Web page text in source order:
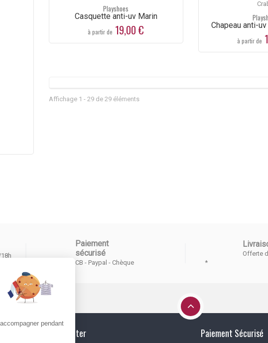
Playshoes
Casquette anti-uv Marin
à partir de 19,00 € Chapeau anti-
à partir de
Affichage 1 - 29 de 29 éléments
Paiement
sécurisé
CB - Paypal - Chèque
Offerte
*
Newsletter Paiement Sécurisé
pendant